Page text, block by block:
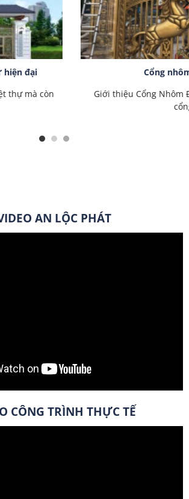
nhôm đúc có bền không ?
Nhôm Đúc Cổng nhôm đúc là một bộ cửa
AN LỘC PHÁT
CÔNG TRÌNH THỰC TẾ